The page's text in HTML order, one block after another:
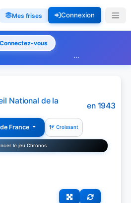
Mes frises Connexion
Connectez-vous
...
National de la
en 1943
France Croissant
le jeu Chronos